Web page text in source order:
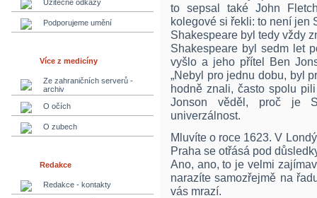
Užitečné odkazy
Podporujeme umění
Více z medicíny
Ze zahraničních serverů -
archiv
O očích
O zubech
Redakce
Redakce - kontakty
to sepsal také John
kolegové si řekli: to není jen
Shakespeare byl tedy vždy
Shakespeare byl sedm let
vyšlo a jeho přítel Ben
„Nebyl pro jednu dobu, byl
hodně znali, často spolu
Jonson věděl, proč je
univerzálnost.
Mluvíte o roce 1623. V
Praha se otřásá pod
Ano, ano, to je velmi
narazíte samozřejmě na
vás mrazí.